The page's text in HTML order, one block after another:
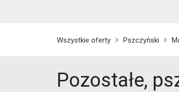
Wszystkie oferty Pszczyński
Pozostałe,